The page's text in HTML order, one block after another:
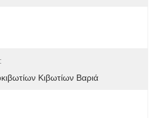
Κιβωτίων Βαριά